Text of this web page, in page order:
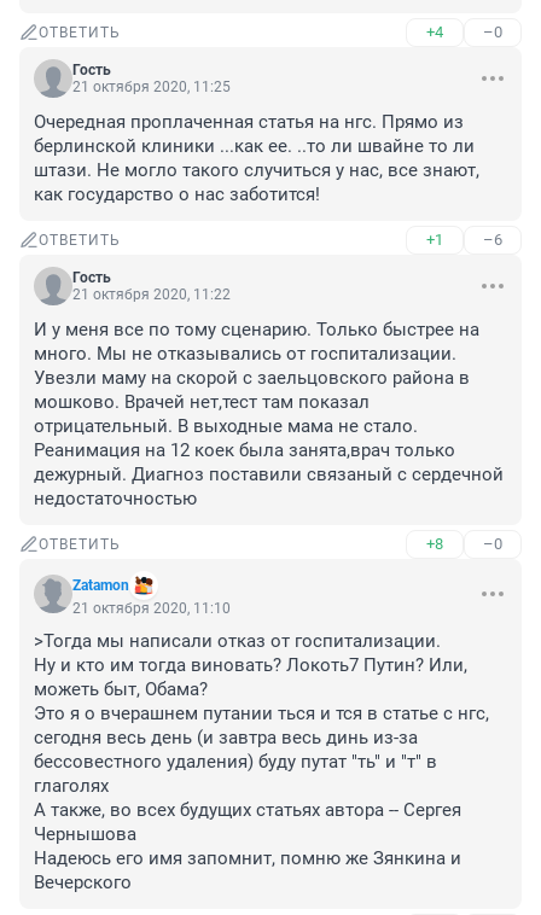
ОТВЕТИТЬ +4 –0
Гость
21 октября 2020, 11:25
Очередная проплаченная статья на нгс. Прямо из
берлинской клиники ...как ее. ..то ли швайне то ли
штази. Не могло такого случиться у нас, все знают,
как государство о нас заботится!
ОТВЕТИТЬ +1 –6
Гость
21 октября 2020, 11:22
И у меня все по тому сценарию. Только быстрее на
много. Мы не отказывались от госпитализации.
Увезли маму на скорой с заельцовского района в
мошково. Врачей нет,тест там показал
отрицательный. В выходные мама не стало.
Реанимация на 12 коек была занята,врач только
дежурный. Диагноз поставили связаный с сердечной
недостаточностью
ОТВЕТИТЬ +8 –0
Zatamon
21 октября 2020, 11:10
>Тогда мы написали отказ от госпитализации.
Ну и кто им тогда виновать? Локоть7 Путин? Или,
можеть быт, Обама?
Это я о вчерашнем путании ться и тся в статье с нгс,
сегодня весь день (и завтра весь динь из-за
бессовестного удаления) буду путат "ть" и "т" в
глаголях
А также, во всех будущих статьях автора -- Сергея
Чернышова
Надеюсь его имя запомнит, помню же Зянкина и
Вечерского